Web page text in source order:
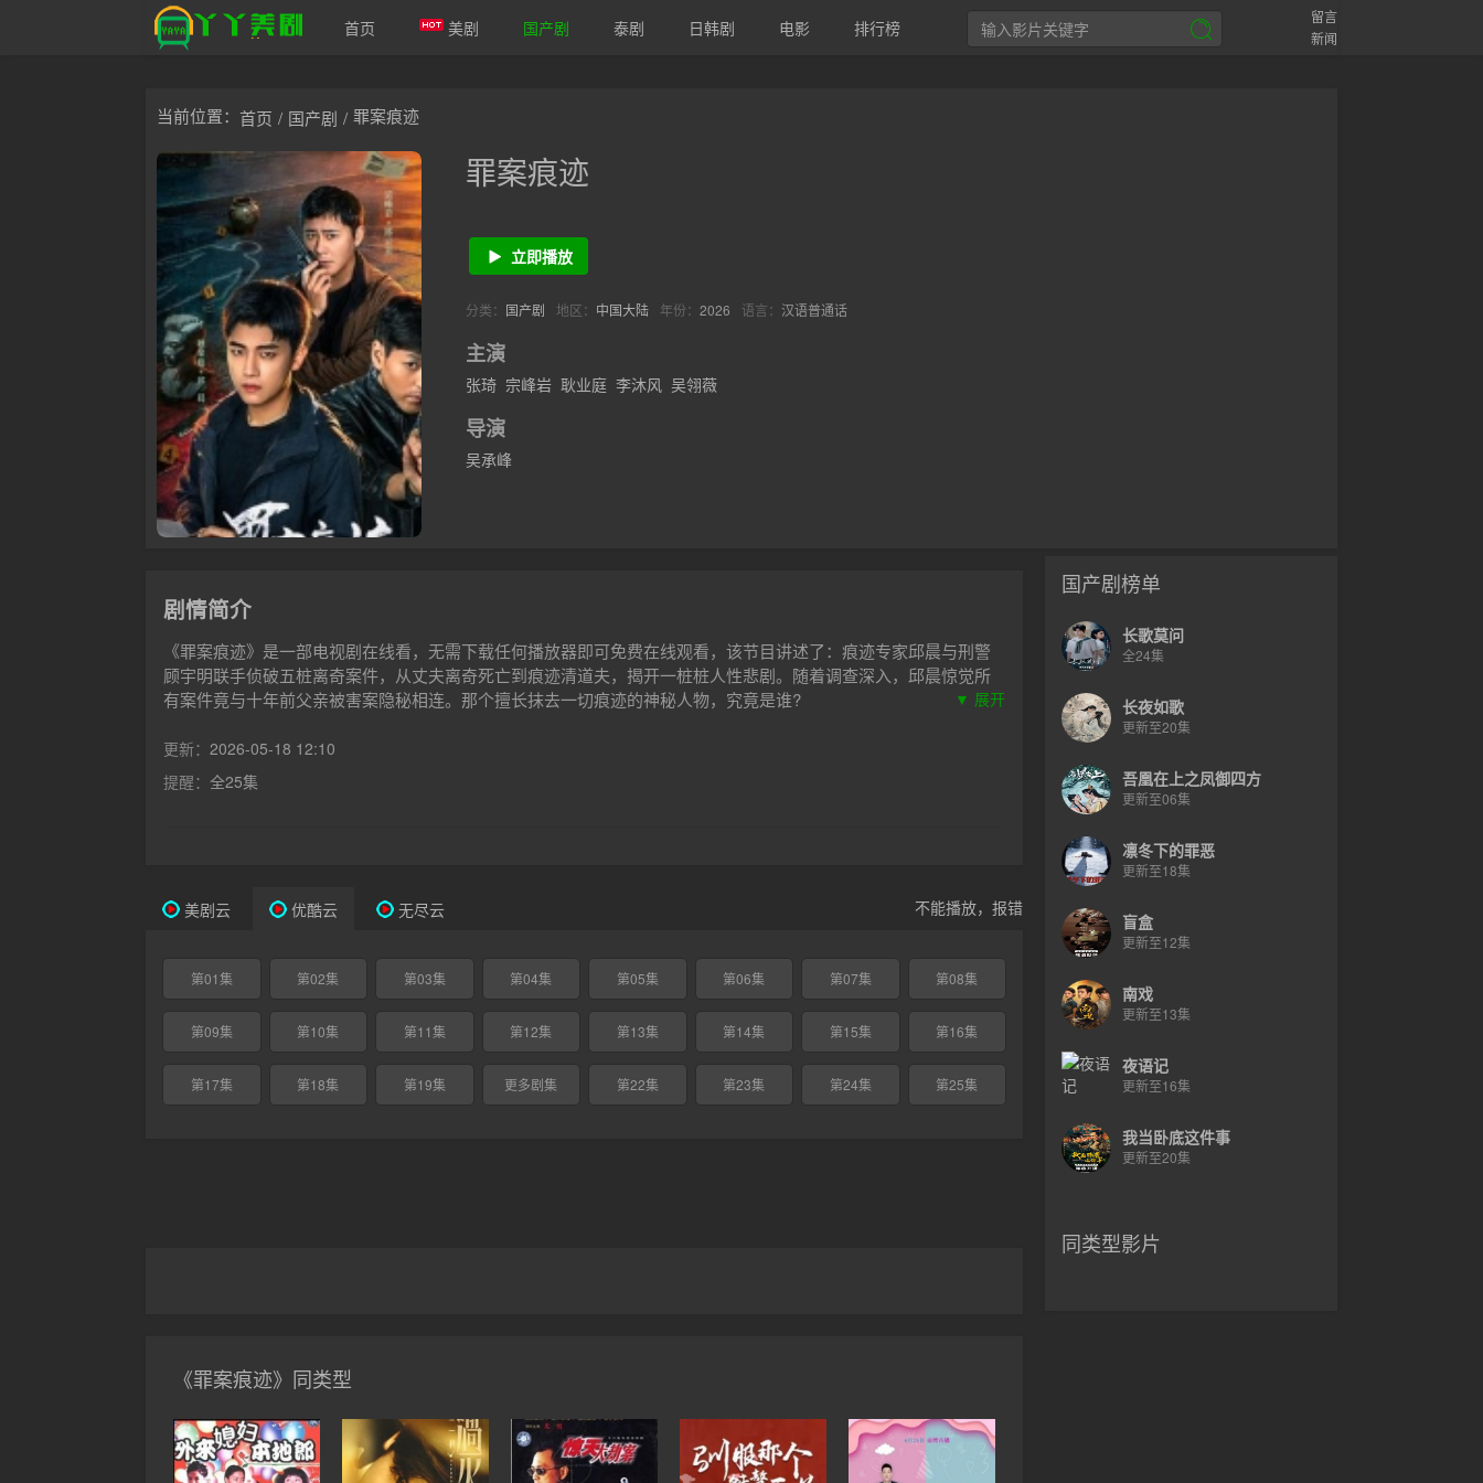
爱美剧
首页 美剧 国产剧 泰剧 日韩剧 电影 排行榜
留言
新闻
当前位置： 首页 / 国产剧 / 罪案痕迹
罪案痕迹
立即播放
分类： 国产剧 地区： 中国大陆 年份： 2026 语言： 汉语普通话
主演
张琦 宗峰岩 耿业庭 李沐风 吴翎薇
导演
吴承峰
剧情简介
《罪案痕迹》是一部电视剧在线看，无需下载任何播放器即可免费在线观看，该节目讲述了：痕迹专家邱晨与刑警
顾宇明联手侦破五桩离奇案件，从丈夫离奇死亡到痕迹清道夫，揭开一桩桩人性悲剧。随着调查深入，邱晨惊觉所
有案件竟与十年前父亲被害案隐秘相连。那个擅长抹去一切痕迹的神秘人物，究竟是谁?
▼ 展开
更新： 2026-05-18 12:10
提醒： 全25集
美剧云 优酷云 无尽云 不能播放，报错
第01集 第02集 第03集 第04集 第05集 第06集 第07集 第08集
第09集 第10集 第11集 第12集 第13集 第14集 第15集 第16集
第17集 第18集 第19集 更多剧集 第22集 第23集 第24集 第25集
《罪案痕迹》同类型
国产剧榜单
长歌莫问
全24集
长夜如歌
更新至20集
吾凰在上之凤御四方
更新至06集
凛冬下的罪恶
更新至18集
盲盒
更新至12集
南戏
更新至13集
夜语记
更新至16集
我当卧底这件事
更新至20集
同类型影片